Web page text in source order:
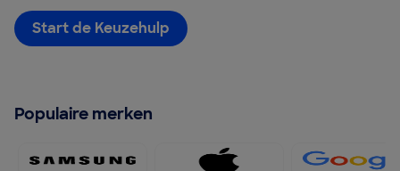
Start de Keuzehulp
Populaire merken
Samsung 120x60 Apple 120x60